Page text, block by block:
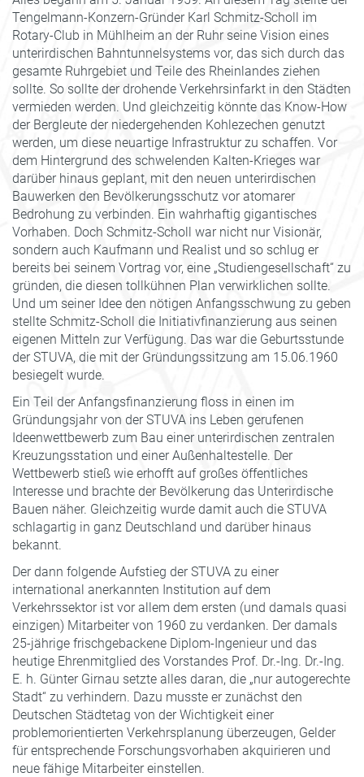
Tengelmann-Konzern-Gründer Karl Schmitz-Scholl im
Rotary-Club in Mühlheim an der Ruhr seine Vision eines
unterirdischen Bahntunnelsystems vor, das sich durch das
gesamte Ruhrgebiet und Teile des Rheinlandes ziehen
sollte. So sollte der drohende Verkehrsinfarkt in den Städten
vermieden werden. Und gleichzeitig könnte das Know-How
der Bergleute der niedergehenden Kohlezechen genutzt
werden, um diese neuartige Infrastruktur zu schaffen. Vor
dem Hintergrund des schwelenden Kalten-Krieges war
darüber hinaus geplant, mit den neuen unterirdischen
Bauwerken den Bevölkerungsschutz vor atomarer
Bedrohung zu verbinden. Ein wahrhaftig gigantisches
Vorhaben. Doch Schmitz-Scholl war nicht nur Visionär,
sondern auch Kaufmann und Realist und so schlug er
bereits bei seinem Vortrag vor, eine „Studiengesellschaft“ zu
gründen, die diesen tollkühnen Plan verwirklichen sollte.
Und um seiner Idee den nötigen Anfangsschwung zu geben
stellte Schmitz-Scholl die Initiativfinanzierung aus seinen
eigenen Mitteln zur Verfügung. Das war die Geburtsstunde
der STUVA, die mit der Gründungssitzung am 15.06.1960
besiegelt wurde.
Ein Teil der Anfangsfinanzierung floss in einen im
Gründungsjahr von der STUVA ins Leben gerufenen
Ideenwettbewerb zum Bau einer unterirdischen zentralen
Kreuzungsstation und einer Außenhaltestelle. Der
Wettbewerb stieß wie erhofft auf großes öffentliches
Interesse und brachte der Bevölkerung das Unterirdische
Bauen näher. Gleichzeitig wurde damit auch die STUVA
schlagartig in ganz Deutschland und darüber hinaus
bekannt.
Der dann folgende Aufstieg der STUVA zu einer
international anerkannten Institution auf dem
Verkehrssektor ist vor allem dem ersten (und damals quasi
einzigen) Mitarbeiter von 1960 zu verdanken. Der damals
25-jährige frischgebackene Diplom-Ingenieur und das
heutige Ehrenmitglied des Vorstandes Prof. Dr.-Ing. Dr.-Ing.
E. h. Günter Girnau setzte alles daran, die „nur autogerechte
Stadt“ zu verhindern. Dazu musste er zunächst den
Deutschen Städtetag von der Wichtigkeit einer
problemorientierten Verkehrsplanung überzeugen, Gelder
für entsprechende Forschungsvorhaben akquirieren und
neue fähige Mitarbeiter einstellen.